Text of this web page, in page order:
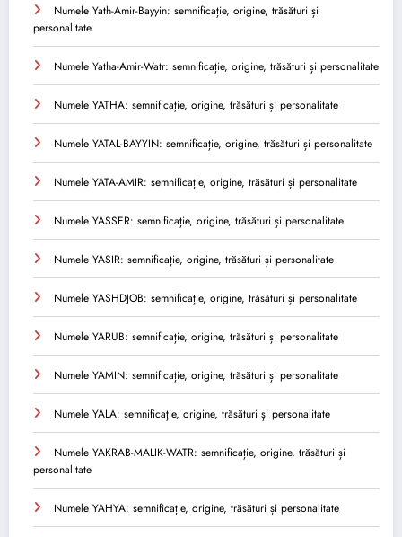
Numele Yath-Amir-Bayyin: semnificație, origine, trăsături și
personalitate
Numele Yatha-Amir-Watr: semnificație, origine, trăsături și personalitate
Numele YATHA: semnificație, origine, trăsături și personalitate
Numele YATAL-BAYYIN: semnificație, origine, trăsături și personalitate
Numele YATA-AMIR: semnificație, origine, trăsături și personalitate
Numele YASSER: semnificație, origine, trăsături și personalitate
Numele YASIR: semnificație, origine, trăsături și personalitate
Numele YASHDJOB: semnificație, origine, trăsături și personalitate
Numele YARUB: semnificație, origine, trăsături și personalitate
Numele YAMIN: semnificație, origine, trăsături și personalitate
Numele YALA: semnificație, origine, trăsături și personalitate
Numele YAKRAB-MALIK-WATR: semnificație, origine, trăsături și
personalitate
Numele YAHYA: semnificație, origine, trăsături și personalitate